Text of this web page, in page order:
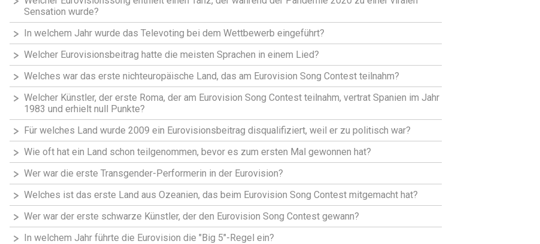
Sensation wurde?
In welchem Jahr wurde das Televoting bei dem Wettbewerb eingeführt?
Welcher Eurovisionsbeitrag hatte die meisten Sprachen in einem Lied?
Welches war das erste nichteuropäische Land, das am Eurovision Song Contest teilnahm?
Welcher Künstler, der erste Roma, der am Eurovision Song Contest teilnahm, vertrat Spanien im Jahr
1983 und erhielt null Punkte?
Für welches Land wurde 2009 ein Eurovisionsbeitrag disqualifiziert, weil er zu politisch war?
Wie oft hat ein Land schon teilgenommen, bevor es zum ersten Mal gewonnen hat?
Wer war die erste Transgender-Performerin in der Eurovision?
Welches ist das erste Land aus Ozeanien, das beim Eurovision Song Contest mitgemacht hat?
Wer war der erste schwarze Künstler, der den Eurovision Song Contest gewann?
In welchem Jahr führte die Eurovision die "Big 5"-Regel ein?